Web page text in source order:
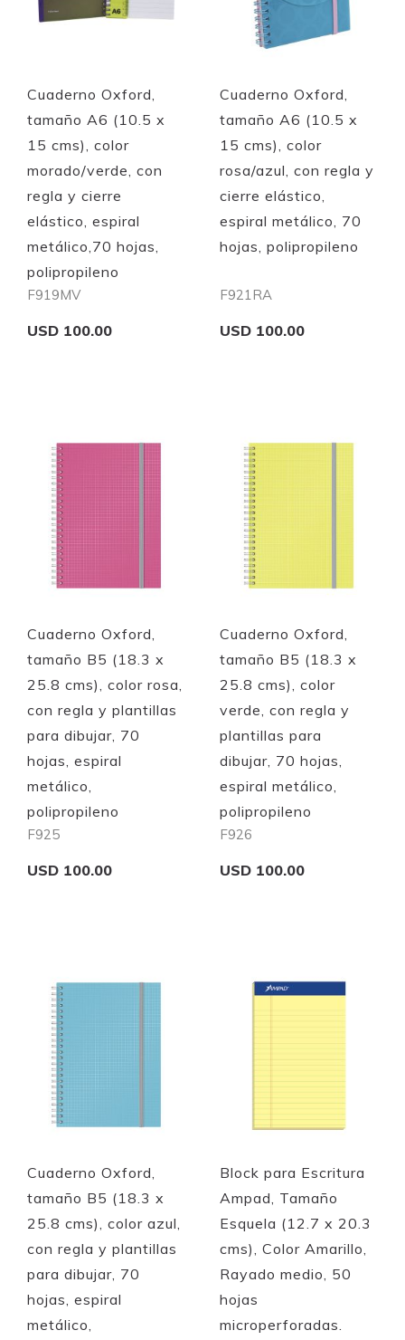
Quickview Quickview
Cuaderno Oxford,
tamaño A6 (10.5 x
15 cms), color
morado/verde, con
regla y cierre
elástico, espiral
metálico,70 hojas,
polipropileno
F919MV
USD 100.00
Quickview
Cuaderno Oxford,
tamaño A6 (10.5 x
15 cms), color
rosa/azul, con regla y
cierre elástico,
espiral metálico, 70
hojas, polipropileno
F921RA
USD 100.00
Quickview
Cuaderno Oxford,
tamaño B5 (18.3 x
25.8 cms), color rosa,
con regla y plantillas
para dibujar, 70
hojas, espiral
metálico,
polipropileno
F925
USD 100.00
Quickview
Cuaderno Oxford,
tamaño B5 (18.3 x
25.8 cms), color
verde, con regla y
plantillas para
dibujar, 70 hojas,
espiral metálico,
polipropileno
F926
USD 100.00
Cuaderno Oxford,
tamaño B5 (18.3 x
25.8 cms), color azul,
con regla y plantillas
para dibujar, 70
hojas, espiral
metálico,
Block para Escritura
Ampad, Tamaño
Esquela (12.7 x 20.3
cms), Color Amarillo,
Rayado medio, 50
hojas
microperforadas.